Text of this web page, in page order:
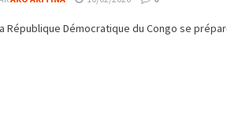
République Démocratique du Congo se